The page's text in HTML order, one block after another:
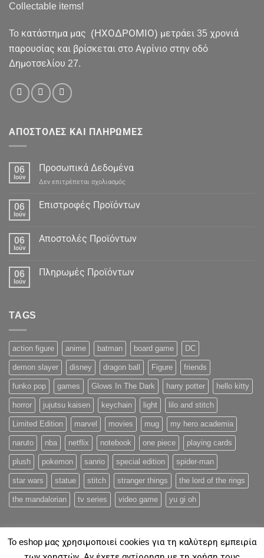
Collectable items!
To κατάστημα μας (ΗΧΟΔΡΟΜΙΟ) μετράει 35 χρονιά
παρουσίας και βρίσκεται στο Αγρίνιο στην οδό
Δημοτσελίου 27.
ΑΠΟΣΤΟΛΕΣ ΚΑΙ ΠΛΗΡΩΜΕΣ
06
Ιούν
Προσωπικά Δεδομένα
Δεν επιτρέπεται σχολιασμός
06
Ιούν
Επιστροφές Προϊόντων
06
Ιούν
Αποστολές Προϊόντων
06
Ιούν
Πληρωμές Προϊόντων
TAGS
action figure anime batman board game DC
demon slayer disney dragon ball Figure friends
funko pop games Glows In The Dark harry potter hello kitty
horror jujutsu kaisen keychain light lilo and stitch
Limited Edition marvel movies mug my hero academia
naruto nba netflix notebook one piece playing cards
plush pokemon sanrio special edition spider-man
star wars statue stitch stranger things the lord of the rings
the mandalorian tv series video game yu gi oh
To eshop μας χρησιμοποιεί cookies για τη καλύτερη εμπειρία